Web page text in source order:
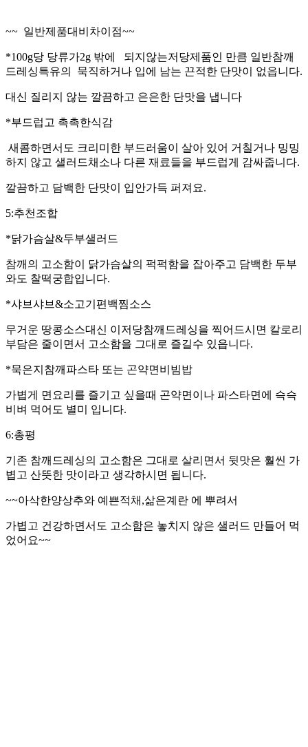
~~ 일반제품대비차이점~~
*100g당 당류가2g 밖에 되지않는저당제품인 만큼 일반참깨
드레싱특유의 묵직하거나 입에 남는 끈적한 단맛이 없읍니다.
대신 질리지 않는 깔끔하고 은은한 단맛을 냅니다
*부드럽고 촉촉한식감
새콤하면서도 크리미한 부드러움이 살아 있어 거칠거나 밍밍
하지 않고 샐러드채소나 다른 재료들을 부드럽게 감싸줍니다.
깔끔하고 담백한 단맛이 입안가득 퍼져요.
5:추천조합
*닭가슴살&두부샐러드
참깨의 고소함이 닭가슴살의 퍽퍽함을 잡아주고 담백한 두부
와도 찰떡궁합입니다.
*샤브샤브&소고기편백찜소스
무거운 땅콩소스대신 이저당참깨드레싱을 찍어드시면 칼로리
부담은 줄이면서 고소함을 그대로 즐길수 있읍니다.
*묵은지참깨파스타 또는 곤약면비빔밥
가볍게 면요리를 즐기고 싶을때 곤약면이나 파스타면에 슥슥
비벼 먹어도 별미 입니다.
6:총평
기존 참깨드레싱의 고소함은 그대로 살리면서 뒷맛은 훨씬 가
볍고 산뜻한 맛이라고 생각하시면 됩니다.
~~아삭한양상추와 예쁜적채,삶은계란 에 뿌려서
가볍고 건강하면서도 고소함은 놓치지 않은 샐러드 만들어 먹
었어요~~